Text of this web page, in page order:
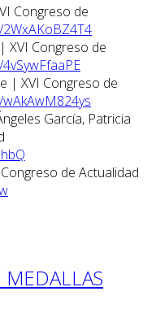
Congreso de
XVI Congreso de
| XVI Congreso de
García, Patricia
de Actualidad